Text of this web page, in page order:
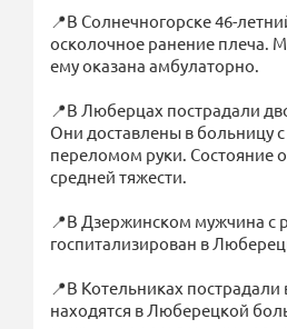
📍В Солнечногорске 46-
осколочное ранение плеча.
ему оказана амбулаторно.
📍В Люберцах пострадали
Они доставлены в больницу
переломом руки. Состояние
средней тяжести.
📍В Дзержинском мужчина с
госпитализирован в
📍В Котельниках
находятся в Люберецкой